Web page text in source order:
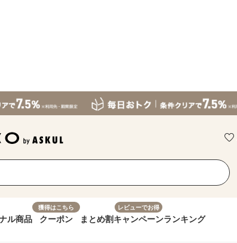
ル商品
獲得はこちら
クーポン まとめ割
レビューでお得
キャンペーンランキング